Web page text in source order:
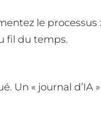
le processus
fil du temps.
Un « journal d’IA